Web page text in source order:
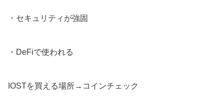
・セキュリティが強固
・DeFiで使われる
IOSTを買える場所→コインチェック